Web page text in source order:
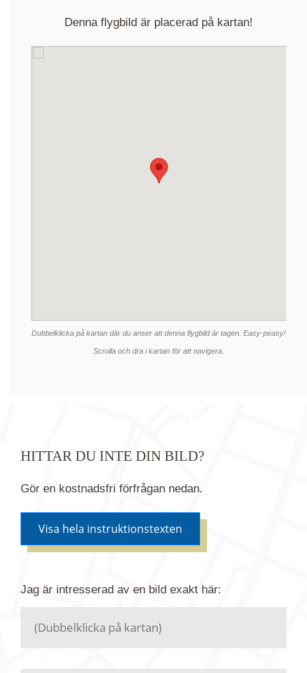
Denna flygbild är placerad på kartan!
Dubbelklicka på kartan där du anser att denna flygbild är tagen. Easy-peasy!
Scrolla och dra i kartan för att navigera.
HITTAR DU INTE DIN BILD?
Gör en kostnadsfri förfrågan nedan.
Visa hela instruktionstexten
förfrågan. Vi har flera miljoner bilder i vårt arkiv
Jag är intresserad av en bild exakt här: